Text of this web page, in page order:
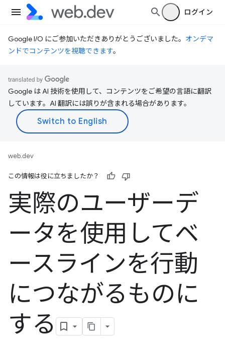
ログイン
Google I/O にご参加いただきありがとうございました。 オンデマ
ンドでコンテンツを視聴できます。
Google は AI 技術を使用して、コンテンツをご希望の言語に翻訳
しています。AI 翻訳には誤りが含まれる場合があります。
web.dev
この情報は役に立ちましたか？
実際のユーザーデ
ータを使用してベ
ースラインを行動
につながるものに
する